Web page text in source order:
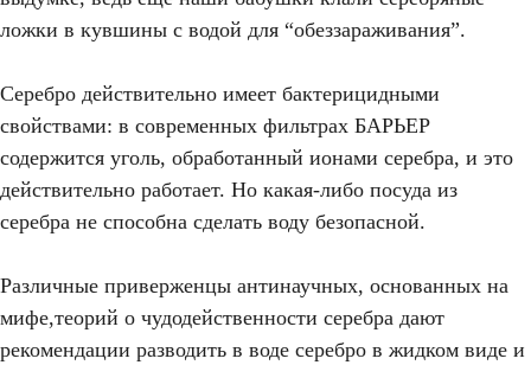
ложки в кувшины с водой для “обеззараживания”.
Серебро действительно имеет бактерицидными
свойствами: в современных фильтрах БАРЬЕР
содержится уголь, обработанный ионами серебра, и это
действительно работает. Но какая-либо посуда из
серебра не способна сделать воду безопасной.
Различные приверженцы антинаучных, основанных на
мифе,теорий о чудодейственности серебра дают
рекомендации разводить в воде серебро в жидком виде и